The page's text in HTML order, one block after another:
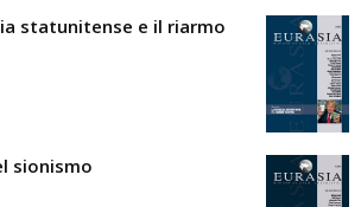
statunitense e il riarmo
sionismo